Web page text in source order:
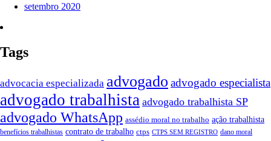
setembro 2020
Tags
advocacia especializada advogado advogado especialista
advogado trabalhista advogado trabalhista SP
advogado WhatsApp assédio moral no trabalho ação trabalhista
benefícios trabalhistas contrato de trabalho ctps CTPS SEM REGISTRO dano moral